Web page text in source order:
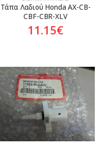
Tάπα Λαδιού Honda AX-CB-
CBF-CBR-XLV
11.15€